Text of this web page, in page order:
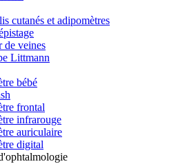
cutanés et adipomètres
de veines
Littmann
bébé
frontal
infrarouge
auriculaire
digital